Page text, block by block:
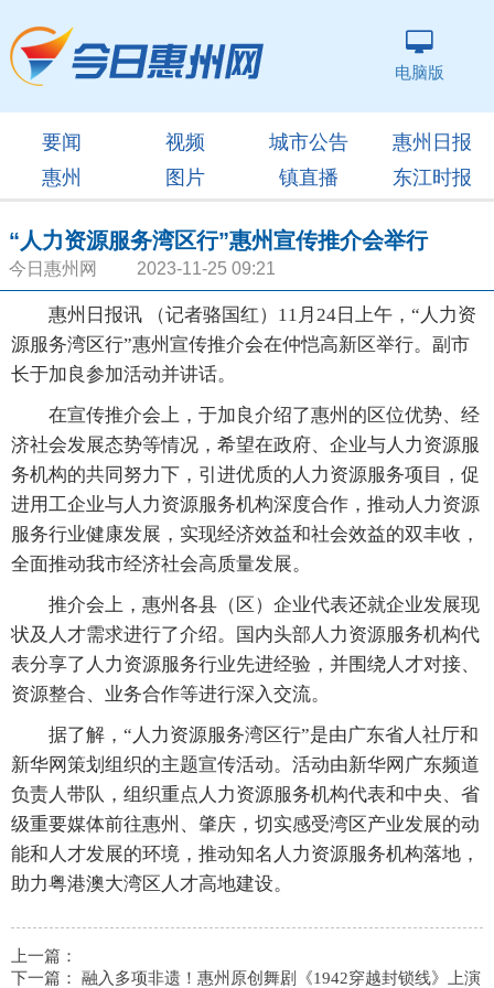
电脑版
要闻 视频 城市公告
惠州日报
惠州
图片 镇直播 东江时报
“人力资源服务湾区行”惠州宣传推介会举行
今日惠州网 2023-11-25 09:21
惠州日报讯 （记者骆国红）11月24日上午，“人力资
源服务湾区行”惠州宣传推介会在仲恺高新区举行。副市
长于加良参加活动并讲话。
在宣传推介会上，于加良介绍了惠州的区位优势、经
济社会发展态势等情况，希望在政府、企业与人力资源服
务机构的共同努力下，引进优质的人力资源服务项目，促
进用工企业与人力资源服务机构深度合作，推动人力资源
服务行业健康发展，实现经济效益和社会效益的双丰收，
全面推动我市经济社会高质量发展。
推介会上，惠州各县（区）企业代表还就企业发展现
状及人才需求进行了介绍。国内头部人力资源服务机构代
表分享了人力资源服务行业先进经验，并围绕人才对接、
资源整合、业务合作等进行深入交流。
据了解，“人力资源服务湾区行”是由广东省人社厅和
新华网策划组织的主题宣传活动。活动由新华网广东频道
负责人带队，组织重点人力资源服务机构代表和中央、省
级重要媒体前往惠州、肇庆，切实感受湾区产业发展的动
能和人才发展的环境，推动知名人力资源服务机构落地，
助力粤港澳大湾区人才高地建设。
上一篇：
下一篇： 融入多项非遗！惠州原创舞剧《1942穿越封锁线》上演